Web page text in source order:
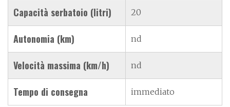
Capacità serbatoio (litri) 20
Autonomia (km) nd
Velocità massima (km/h) nd
Tempo di consegna immediato